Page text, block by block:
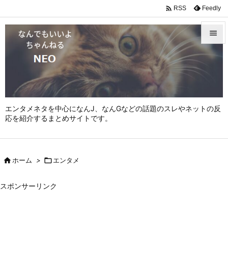
エンタメネタを中心になんJ、なんGなどの話題のスレやネットの反
応を紹介するまとめサイトです。



 RSS Feedly
ホーム > エンタメ
スポンサーリンク